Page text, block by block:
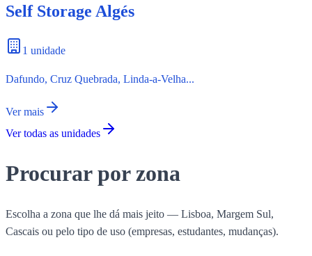
Self Storage Algés
1 unidade
Dafundo, Cruz Quebrada, Linda-a-Velha...
Ver mais
Ver todas as unidades
Procurar por zona
Escolha a zona que lhe dá mais jeito — Lisboa, Margem Sul,
Cascais ou pelo tipo de uso (empresas, estudantes, mudanças).